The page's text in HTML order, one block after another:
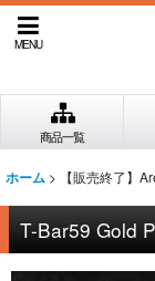
MENU
商品一覧
ホーム > 【販売終了】
T-Bar59 Gold